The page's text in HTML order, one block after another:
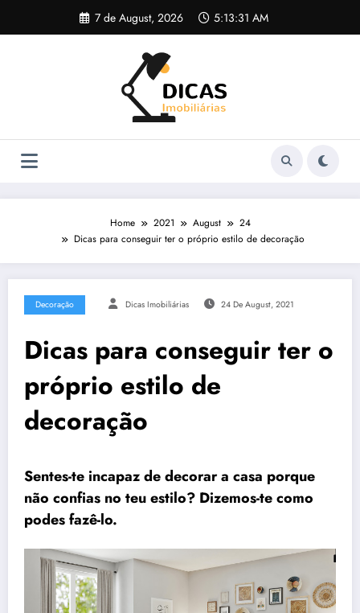
content
7 de August, 2026 5:13:32 AM
Home 2021 August
24
Dicas para conseguir ter o próprio estilo de decoração
Decoração Dicas Imobiliárias 24 De August, 2021
Dicas para conseguir ter o
próprio estilo de
decoração
Sentes-te incapaz de decorar a casa porque
não confias no teu estilo? Dizemos-te como
podes fazê-lo.